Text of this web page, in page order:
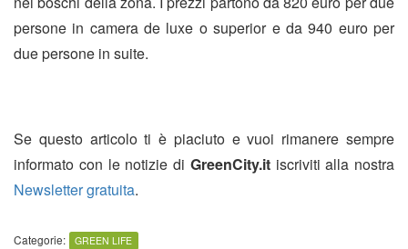
persone in camera de luxe o superior e da 940 euro per
due persone in suite.
Se questo articolo ti è piaciuto e vuoi rimanere sempre
informato con le notizie di GreenCity.itiscriviti alla nostra
Newsletter gratuita.
Categorie: GREEN LIFE